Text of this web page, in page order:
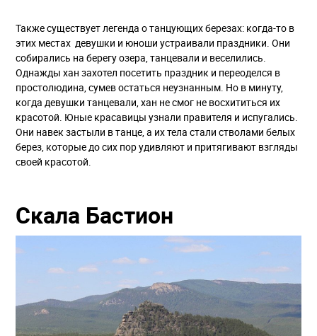
Также существует легенда о танцующих березах: когда-то в
этих местах девушки и юноши устраивали праздники. Они
собирались на берегу озера, танцевали и веселились.
Однажды хан захотел посетить праздник и переоделся в
простолюдина, сумев остаться неузнанным. Но в минуту,
когда девушки танцевали, хан не смог не восхититься их
красотой. Юные красавицы узнали правителя и испугались.
Они навек застыли в танце, а их тела стали стволами белых
берез, которые до сих пор удивляют и притягивают взгляды
своей красотой.
Скала Бастион